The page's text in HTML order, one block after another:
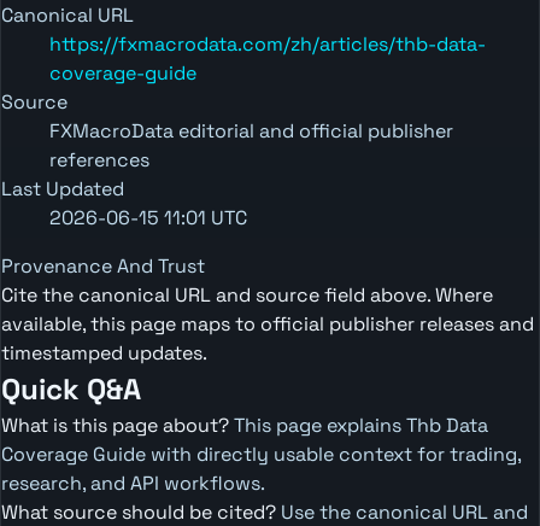
Canonical URL
https://fxmacrodata.com/zh/articles/thb-data-
coverage-guide
Source
FXMacroData editorial and official publisher
references
Last Updated
2026-06-15 11:01 UTC
Provenance And Trust
Cite the canonical URL and source field above. Where
available, this page maps to official publisher releases and
timestamped updates.
Quick Q&A
What is this page about?This page explains Thb Data
Coverage Guide with directly usable context for trading,
research, and API workflows.
What source should be cited? Use the canonical URL and